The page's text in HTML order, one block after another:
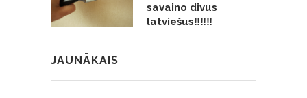
savaino divus
latviešus‼️‼️‼️
JAUNĀKAIS